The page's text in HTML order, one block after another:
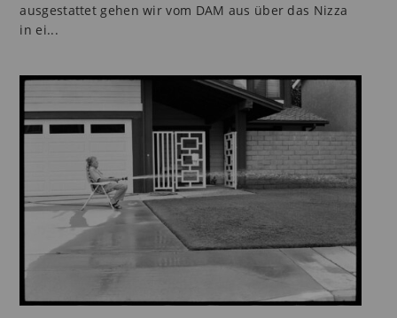
ausgestattet gehen wir vom DAM aus über das Nizza
in ei...